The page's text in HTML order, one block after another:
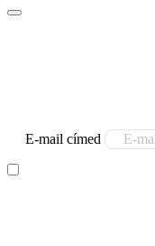
E-mail címed